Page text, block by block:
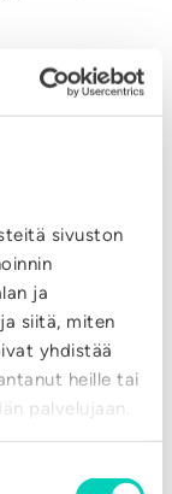
sivuston
ja
siitä, miten
yhdistää
heille tai
palvelujaan.
Yritys